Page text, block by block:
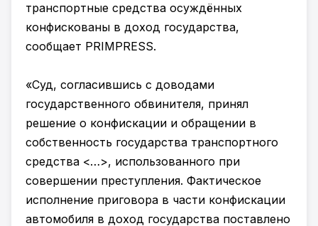
транспортные средства осуждённых
конфискованы в доход государства,
сообщает PRIMPRESS.
«Cуд, согласившись с доводами
государственного обвинителя, принял
решение о конфискации и обращении в
собственность государства транспортного
средства <…>, использованного при
совершении преступления. Фактическое
исполнение приговора в части конфискации
автомобиля в доход государства поставлено